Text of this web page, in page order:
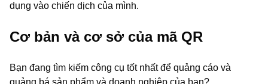
dụng vào chiến dịch của mình.
Cơ bản và cơ sở của mã QR
Bạn đang tìm kiếm công cụ tốt nhất để quảng cáo và
quảng bá sản phẩm và doanh nghiệp của bạn?